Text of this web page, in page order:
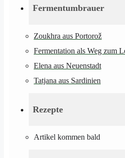
Fermentumbrauer
Zoukhra aus Portorož
Fermentation als Weg zum
Elena aus Neuenstadt
Tatjana aus Sardinien
Rezepte
Artikel kommen bald